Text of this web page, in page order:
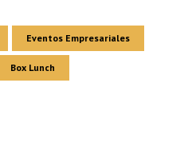
Eventos Empresariales
Box Lunch